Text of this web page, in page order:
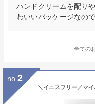
ハンドクリームを配り
わいいパッケージなの
全ての
no. 2